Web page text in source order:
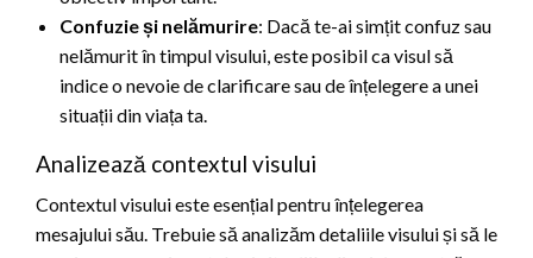
Confuzie și nelămurire: Dacă te-ai simțit confuz sau
nelămurit în timpul visului, este posibil ca visul să
indice o nevoie de clarificare sau de înțelegere a unei
situații din viața ta.
Analizează contextul visului
Contextul visului este esențial pentru înțelegerea
mesajului său. Trebuie să analizăm detaliile visului și să le